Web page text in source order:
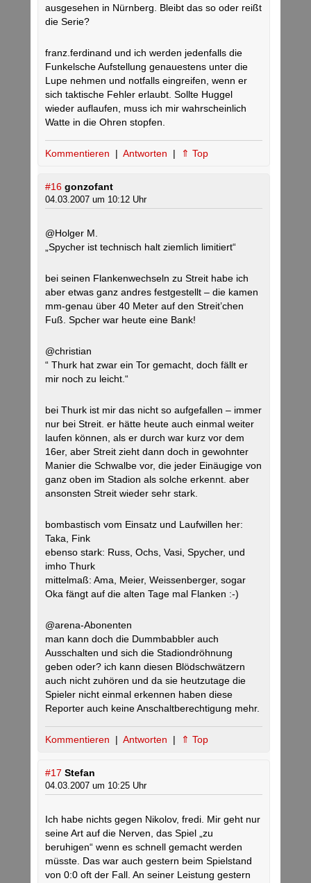
ausgesehen in Nürnberg. Bleibt das so oder reißt
die Serie?
franz.ferdinand und ich werden jedenfalls die
Funkelsche Aufstellung genauestens unter die
Lupe nehmen und notfalls eingreifen, wenn er
sich taktische Fehler erlaubt. Sollte Huggel
wieder auflaufen, muss ich mir wahrscheinlich
Watte in die Ohren stopfen.
Kommentieren | Antworten | ⇑ Top
#16 gonzofant
04.03.2007 um 10:12 Uhr
@Holger M.
„Spycher ist technisch halt ziemlich limitiert“
bei seinen Flankenwechseln zu Streit habe ich
aber etwas ganz andres festgestellt – die kamen
mm-genau über 40 Meter auf den Streit’chen
Fuß. Spcher war heute eine Bank!
@christian
“ Thurk hat zwar ein Tor gemacht, doch fällt er
mir noch zu leicht.“
bei Thurk ist mir das nicht so aufgefallen – immer
nur bei Streit. er hätte heute auch einmal weiter
laufen können, als er durch war kurz vor dem
16er, aber Streit zieht dann doch in gewohnter
Manier die Schwalbe vor, die jeder Einäugige von
ganz oben im Stadion als solche erkennt. aber
ansonsten Streit wieder sehr stark.
bombastisch vom Einsatz und Laufwillen her:
Taka, Fink
ebenso stark: Russ, Ochs, Vasi, Spycher, und
imho Thurk
mittelmaß: Ama, Meier, Weissenberger, sogar
Oka fängt auf die alten Tage mal Flanken :-)
@arena-Abonenten
man kann doch die Dummbabbler auch
Ausschalten und sich die Stadiondröhnung
geben oder? ich kann diesen Blödschwätzern
auch nicht zuhören und da sie heutzutage die
Spieler nicht einmal erkennen haben diese
Reporter auch keine Anschaltberechtigung mehr.
Kommentieren | Antworten | ⇑ Top
#17 Stefan
04.03.2007 um 10:25 Uhr
Ich habe nichts gegen Nikolov, fredi. Mir geht nur
seine Art auf die Nerven, das Spiel „zu
beruhigen“ wenn es schnell gemacht werden
müsste. Das war auch gestern beim Spielstand
von 0:0 oft der Fall. An seiner Leistung gestern